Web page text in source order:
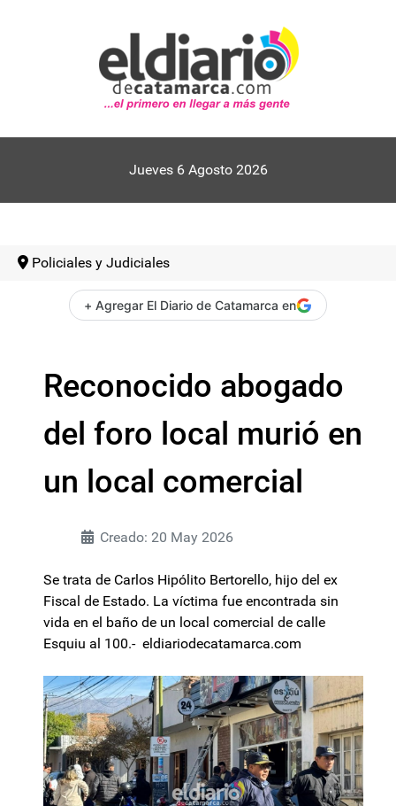
Jueves 6 Agosto 2026
Policiales y Judiciales
+ Agregar El Diario de Catamarca en
Reconocido abogado
del foro local murió en
un local comercial
Creado: 20 May 2026
Se trata de Carlos Hipólito Bertorello, hijo del ex
Fiscal de Estado. La víctima fue encontrada sin
vida en el baño de un local comercial de calle
Esquiu al 100.- eldiariodecatamarca.com